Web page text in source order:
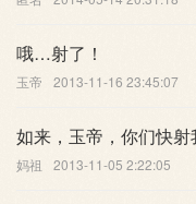
哦…射了！
玉帝 2013-11-16 23:45:07
如来，玉帝，你们快
妈祖 2013-11-05 2:22:05